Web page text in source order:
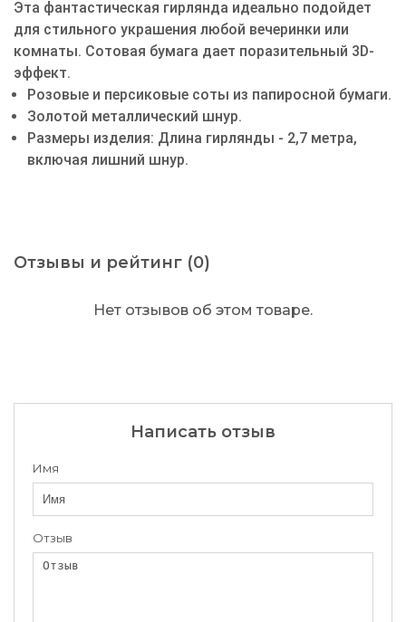
Эта фантастическая гирлянда идеально подойдет
для стильного украшения любой вечеринки или
комнаты. Сотовая бумага дает поразительный 3D-
эффект.
Розовые и персиковые соты из папиросной бумаги.
Золотой металлический шнур.
Размеры изделия: Длина гирлянды - 2,7 метра,
включая лишний шнур.
Отзывы и рейтинг (0)
Нет отзывов об этом товаре.
Написать отзыв
Имя
Отзыв